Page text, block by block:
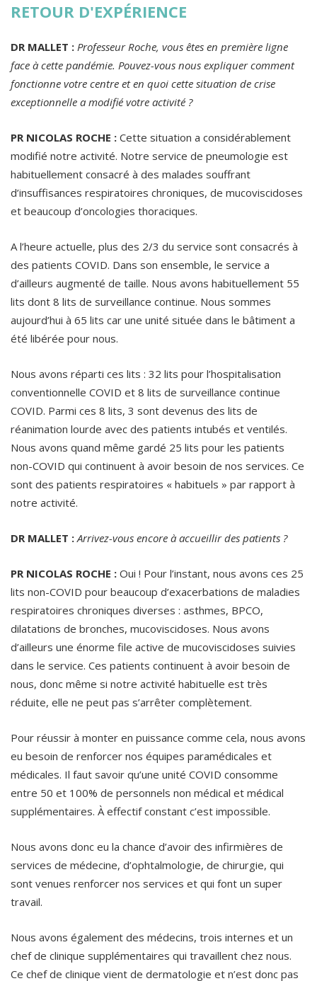
RETOUR D'EXPÉRIENCE
DR MALLET : Professeur Roche, vous êtes en première ligne
face à cette pandémie. Pouvez-vous nous expliquer comment
fonctionne votre centre et en quoi cette situation de crise
exceptionnelle a modifié votre activité ?
PR NICOLAS ROCHE : Cette situation a considérablement
modifié notre activité. Notre service de pneumologie est
habituellement consacré à des malades souffrant
d’insuffisances respiratoires chroniques, de mucoviscidoses
et beaucoup d’oncologies thoraciques.
A l’heure actuelle, plus des 2/3 du service sont consacrés à
des patients COVID. Dans son ensemble, le service a
d’ailleurs augmenté de taille. Nous avons habituellement 55
lits dont 8 lits de surveillance continue. Nous sommes
aujourd’hui à 65 lits car une unité située dans le bâtiment a
été libérée pour nous.
Nous avons réparti ces lits : 32 lits pour l’hospitalisation
conventionnelle COVID et 8 lits de surveillance continue
COVID. Parmi ces 8 lits, 3 sont devenus des lits de
réanimation lourde avec des patients intubés et ventilés.
Nous avons quand même gardé 25 lits pour les patients
non-COVID qui continuent à avoir besoin de nos services. Ce
sont des patients respiratoires « habituels » par rapport à
notre activité.
DR MALLET :Arrivez-vous encore à accueillir des patients ?
PR NICOLAS ROCHE : Oui ! Pour l’instant, nous avons ces 25
lits non-COVID pour beaucoup d’exacerbations de maladies
respiratoires chroniques diverses : asthmes, BPCO,
dilatations de bronches, mucoviscidoses. Nous avons
d’ailleurs une énorme file active de mucoviscidoses suivies
dans le service. Ces patients continuent à avoir besoin de
nous, donc même si notre activité habituelle est très
réduite, elle ne peut pas s’arrêter complètement.
Pour réussir à monter en puissance comme cela, nous avons
eu besoin de renforcer nos équipes paramédicales et
médicales. Il faut savoir qu’une unité COVID consomme
entre 50 et 100% de personnels non médical et médical
supplémentaires. À effectif constant c’est impossible.
Nous avons donc eu la chance d’avoir des infirmières de
services de médecine, d’ophtalmologie, de chirurgie, qui
sont venues renforcer nos services et qui font un super
travail.
Nous avons également des médecins, trois internes et un
chef de clinique supplémentaires qui travaillent chez nous.
Ce chef de clinique vient de dermatologie et n’est donc pas